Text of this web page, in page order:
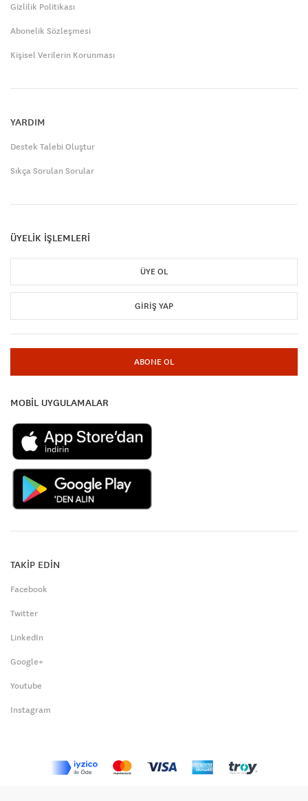
Gizlilik Politikası
Abonelik Sözleşmesi
Kişisel Verilerin Korunması
YARDIM
Destek Talebi Oluştur
Sıkça Sorulan Sorular
ÜYELİK İŞLEMLERİ
ÜYE OL
GIRIŞ YAP
ABONE OL
MOBİL UYGULAMALAR
TAKİP EDİN
Facebook
Twitter
LinkedIn
Google+
Youtube
Instagram